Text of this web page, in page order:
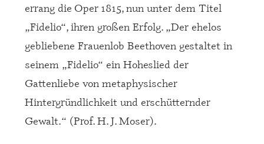
errang die Oper 1815, nun unter dem Titel
„Fidelio“, ihren großen Erfolg. „Der ehelos
gebliebene Frauenlob Beethoven gestaltet in
seinem „Fidelio“ ein Hoheslied der
Gattenliebe von metaphysischer
Hintergründlichkeit und erschütternder
Gewalt.“ (Prof. H. J. Moser).